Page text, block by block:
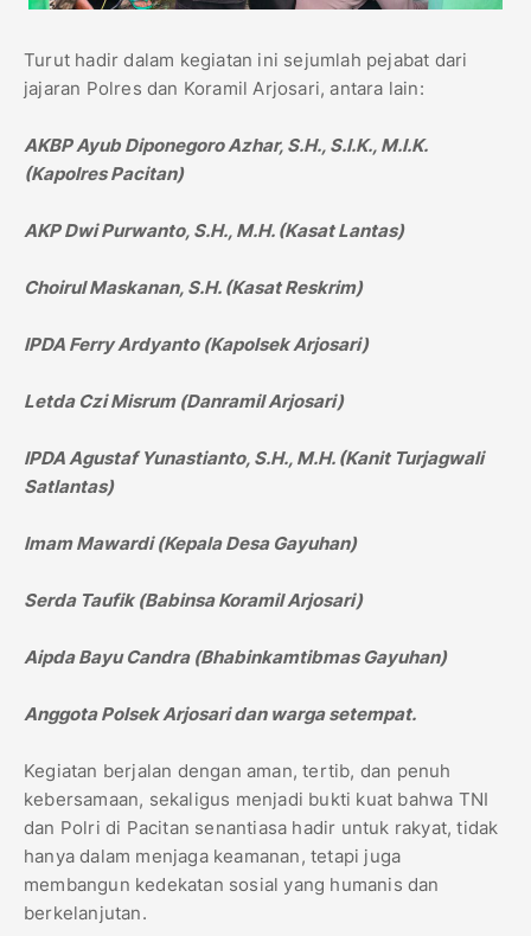
Turut hadir dalam kegiatan ini sejumlah pejabat dari
jajaran Polres dan Koramil Arjosari, antara lain:
AKBP Ayub Diponegoro Azhar, S.H., S.I.K., M.I.K.
(Kapolres Pacitan)
AKP Dwi Purwanto, S.H., M.H. (Kasat Lantas)
Choirul Maskanan, S.H. (Kasat Reskrim)
IPDA Ferry Ardyanto (Kapolsek Arjosari)
Letda Czi Misrum (Danramil Arjosari)
IPDA Agustaf Yunastianto, S.H., M.H. (Kanit Turjagwali
Satlantas)
Imam Mawardi (Kepala Desa Gayuhan)
Serda Taufik (Babinsa Koramil Arjosari)
Aipda Bayu Candra (Bhabinkamtibmas Gayuhan)
Anggota Polsek Arjosari dan warga setempat.
Kegiatan berjalan dengan aman, tertib, dan penuh
kebersamaan, sekaligus menjadi bukti kuat bahwa TNI
dan Polri di Pacitan senantiasa hadir untuk rakyat, tidak
hanya dalam menjaga keamanan, tetapi juga
membangun kedekatan sosial yang humanis dan
berkelanjutan.